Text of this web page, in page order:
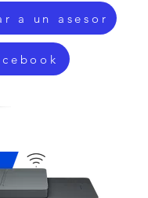
a un asesor